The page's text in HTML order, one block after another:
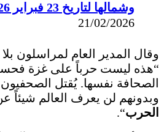
وشمالها لتاريخ 23 فبراير 2026
21/02/2026
وقال المدير العام لمراسلون
“هذه ليست حرباً على غزة
الصحافة نفسها. يُقتل
وبدونهم لن يعرف العالم شيئاً
الحرب“.